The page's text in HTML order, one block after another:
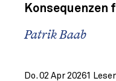
Konsequenzen
Patrik Baab
Do. 02 Apr 20261